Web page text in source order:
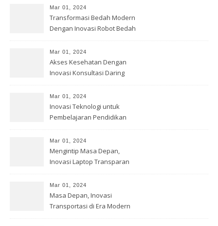
Mar 01, 2024
Transformasi Bedah Modern
Dengan Inovasi Robot Bedah
Mar 01, 2024
Akses Kesehatan Dengan
Inovasi Konsultasi Daring
Mar 01, 2024
Inovasi Teknologi untuk
Pembelajaran Pendidikan
Mar 01, 2024
Mengintip Masa Depan,
Inovasi Laptop Transparan
Mar 01, 2024
Masa Depan, Inovasi
Transportasi di Era Modern